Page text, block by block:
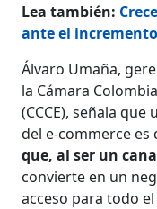
Lea también:
ante el
Álvaro Umaña,
la Cámara
(CCCE), señala
del e-commerce es
que, al ser un
convierte en un
acceso para todo